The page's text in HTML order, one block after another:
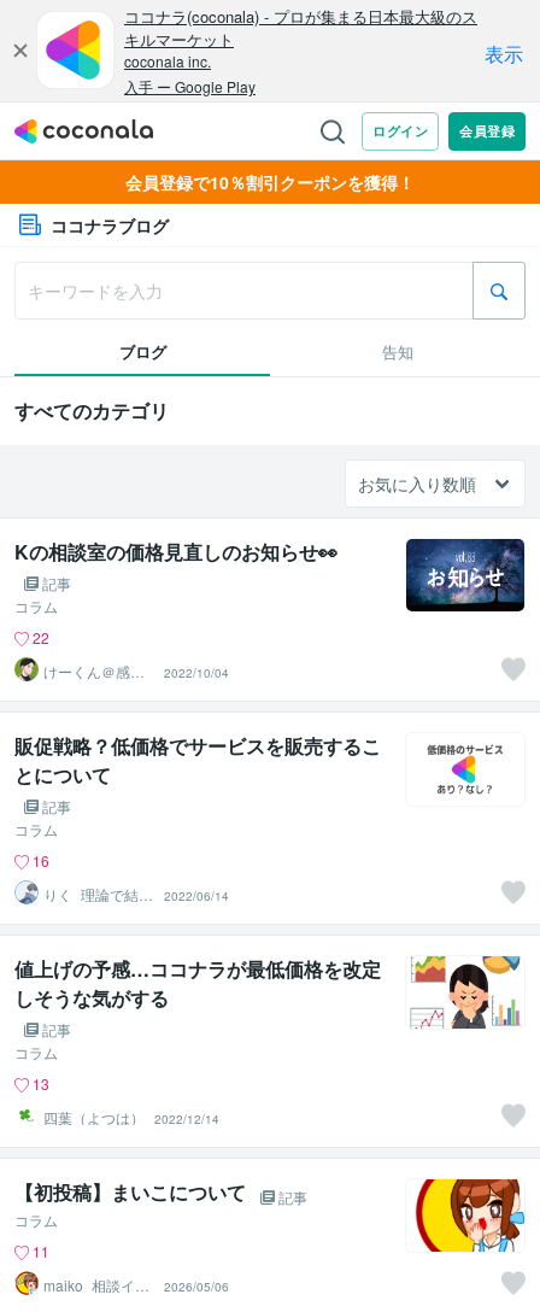
会員登録で10％割引クーポンを獲得！
ココナラブログ
ブログ 告知
すべてのカテゴリ
Kの相談室の価格見直しのお知らせ👀
記事
コラム
22
けーくん＠感情
に寄り添う傾聴
人「K」
2022/10/04
販促戦略？低価格でサービスを販売するこ
とについて
記事
コラム
16
りく_理論で結果
を出すサービス
販売
2022/06/14
値上げの予感…ココナラが最低価格を改定
しそうな気がする
記事
コラム
13
四葉（よつは）
2022/12/14
【初投稿】まいこについて
記事
コラム
11
maiko_相談イラ
ストレーター
2026/05/06